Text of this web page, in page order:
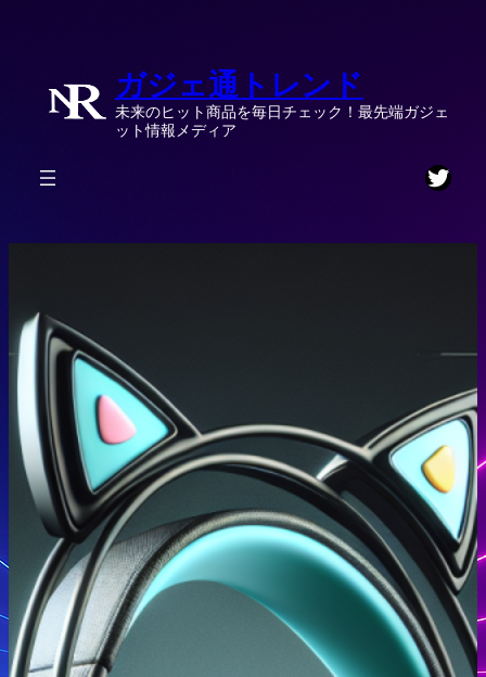
ガジェ通トレンド
未来のヒット商品を毎日チェック！最先端ガジェ
ット情報メディア